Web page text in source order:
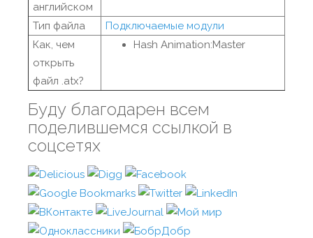
английском
Тип файла
Подключаемые модули
Как, чем
открыть
файл .atx?
Hash Animation:Master
Буду благодарен всем
поделившемся ссылкой в
соцсетях